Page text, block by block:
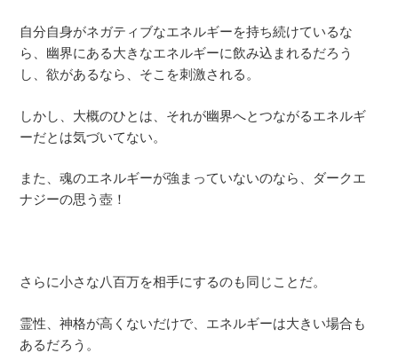
自分自身がネガティブなエネルギーを持ち続けているな
ら、幽界にある大きなエネルギーに飲み込まれるだろう
し、欲があるなら、そこを刺激される。
しかし、大概のひとは、それが幽界へとつながるエネルギ
ーだとは気づいてない。
また、魂のエネルギーが強まっていないのなら、ダークエ
ナジーの思う壺！
さらに小さな八百万を相手にするのも同じことだ。
霊性、神格が高くないだけで、エネルギーは大きい場合も
あるだろう。